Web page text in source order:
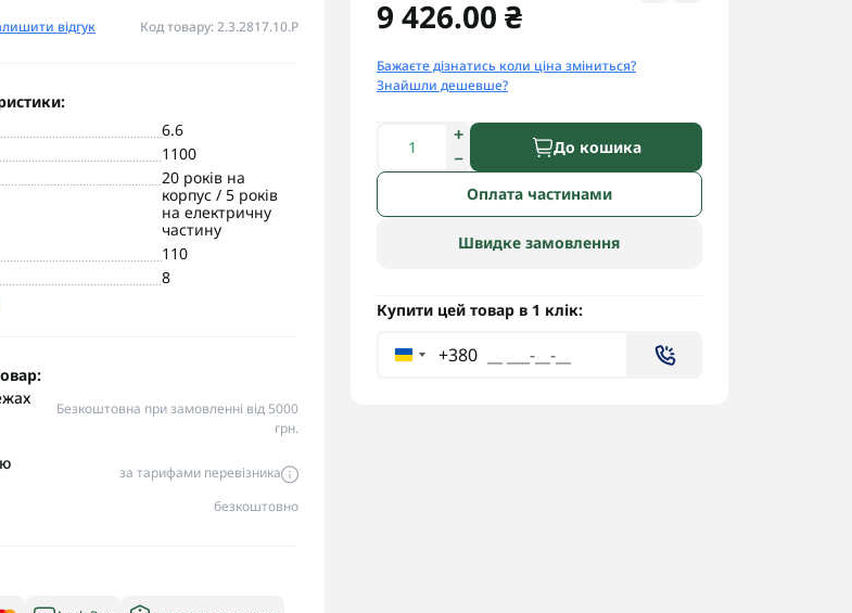
відгук Код товару: 2.3.2817.10.P 9 426.00 ₴
Бажаєте дізнатись коли ціна зміниться?
Знайшли дешевше?
До кошика
Оплата частинами
Швидке замовлення
Купити цей товар в 1 клік:
+380
6.6
1100
20 років на
корпус / 5 років
на електричну
частину
110
8
Безкоштовна при замовленні від 5000
грн.
за тарифами перевізника
безкоштовно